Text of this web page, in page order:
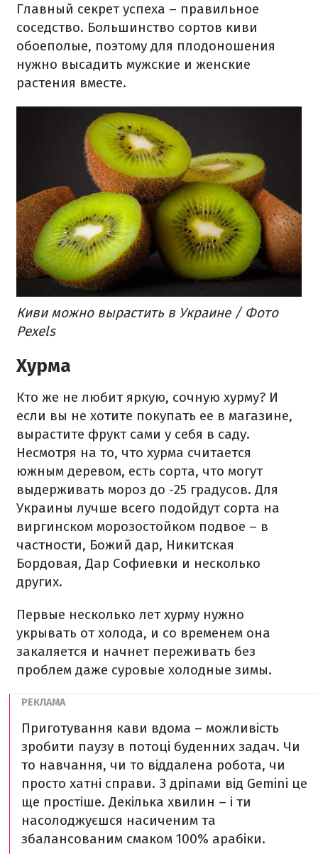
Главный секрет успеха – правильное
соседство. Большинство сортов киви
обоеполые, поэтому для плодоношения
нужно высадить мужские и женские
растения вместе.
Киви можно вырастить в Украине / Фото
Pexels
Хурма
Кто же не любит яркую, сочную хурму? И
если вы не хотите покупать ее в магазине,
вырастите фрукт сами у себя в саду.
Несмотря на то, что хурма считается
южным деревом, есть сорта, что могут
выдерживать мороз до -25 градусов. Для
Украины лучше всего подойдут сорта на
виргинском морозостойком подвое – в
частности, Божий дар, Никитская
Бордовая, Дар Софиевки и несколько
других.
Первые несколько лет хурму нужно
укрывать от холода, и со временем она
закаляется и начнет переживать без
проблем даже суровые холодные зимы.
Приготування кави вдома – можливість
зробити паузу в потоці буденних задач. Чи
то навчання, чи то віддалена робота, чи
просто хатні справи. З дріпами від Gemini це
ще простіше. Декілька хвилин – і ти
насолоджуєшся насиченим та
збалансованим смаком 100% арабіки.